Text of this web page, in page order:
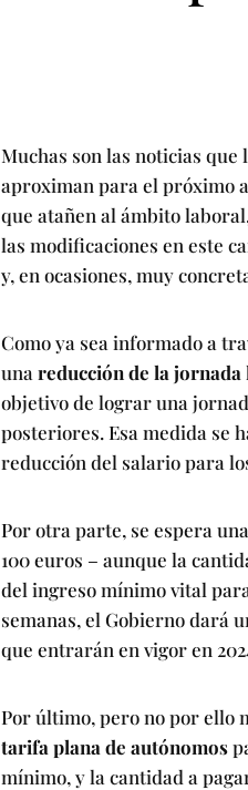
Muchas son las noticias que
aproximan para el próximo
que atañen al ámbito
las modificaciones en este
y, en ocasiones, muy
Como ya sea informado a
una reducción de la jornada
objetivo de lograr una
posteriores. Esa medida se
reducción del salario para
Por otra parte, se espera una
100 euros – aunque la
del ingreso mínimo vital
semanas, el Gobierno dará
que entrarán en vigor en
Por último, pero no por ello
tarifa plana de autónomos
mínimo, y la cantidad a